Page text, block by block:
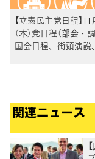
【立憲民主党日程】11
（木）党日程（部会・
国会日程、街頭演説
関連ニュース